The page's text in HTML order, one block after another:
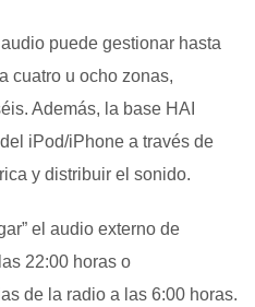
puede gestionar hasta
cuatro u ocho zonas,
Además, la base HAI
iPod/iPhone a través de
y distribuir el sonido.
el audio externo de
22:00 horas o
de la radio a las 6:00 horas.